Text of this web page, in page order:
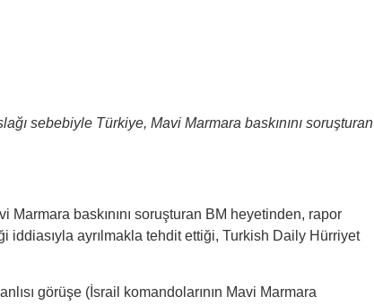
sebebiyle Türkiye, Mavi Marmara baskınını soruşturan
baskınını soruşturan BM heyetinden, rapor
iddiasıyla ayrılmakla tehdit ettiği, Turkish Daily Hürriyet
görüşe (İsrail komandolarının Mavi Marmara